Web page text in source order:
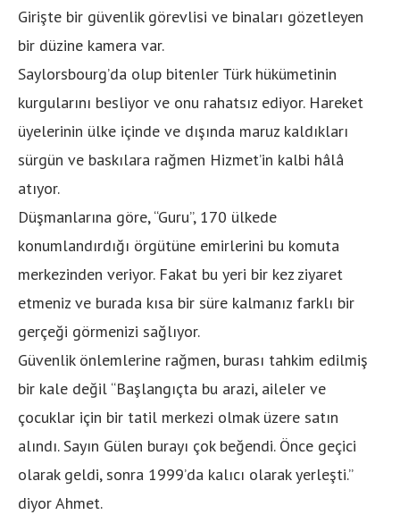
Girişte bir güvenlik görevlisi ve binaları gözetleyen
bir düzine kamera var.
Saylorsbourg’da olup bitenler Türk hükümetinin
kurgularını besliyor ve onu rahatsız ediyor. Hareket
üyelerinin ülke içinde ve dışında maruz kaldıkları
sürgün ve baskılara rağmen Hizmet’in kalbi hâlâ
atıyor.
Düşmanlarına göre, “Guru”, 170 ülkede
konumlandırdığı örgütüne emirlerini bu komuta
merkezinden veriyor. Fakat bu yeri bir kez ziyaret
etmeniz ve burada kısa bir süre kalmanız farklı bir
gerçeği görmenizi sağlıyor.
Güvenlik önlemlerine rağmen, burası tahkim edilmiş
bir kale değil “Başlangıçta bu arazi, aileler ve
çocuklar için bir tatil merkezi olmak üzere satın
alındı. Sayın Gülen burayı çok beğendi. Önce geçici
olarak geldi, sonra 1999’da kalıcı olarak yerleşti.”
diyor Ahmet.